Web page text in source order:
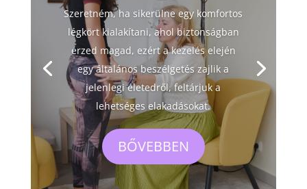
Szeretném, ha sikerülne egy komfortos
légkört kialakítani, ahol biztonságban
érzed magad, ezért a kezelés elején
egy általános beszélgetés zajlik a
jelenlegi életedről, feltárjuk a
lehetséges elakadásokat.
BŐVEBBEN